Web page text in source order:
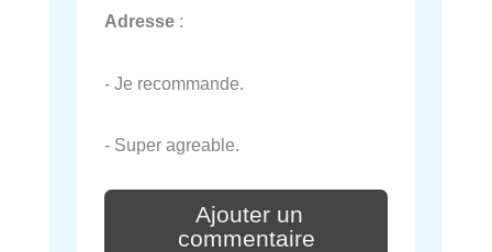
Adresse :
- Je recommande.
- Super agreable.
Ajouter un
commentaire